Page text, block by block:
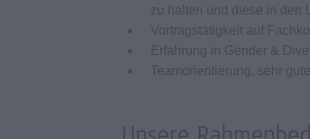
zu halten und diese in den
Vortragstätigkeit auf
Erfahrung in Gender &
Teamorientierung, sehr